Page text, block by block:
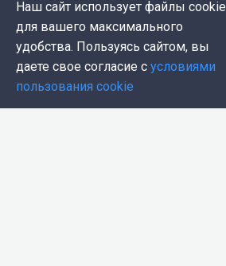
Публичная оферта
Политика конфиденциальности
Контакты
Наш сайт использует файлы cookie
для вашего максимального
удобства. Пользуясь сайтом, вы
даете свое согласие с условиями
пользования cookie